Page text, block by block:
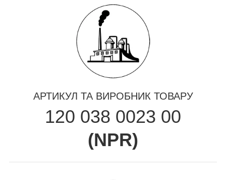
АРТИКУЛ ТА ВИРОБНИК ТОВАРУ
120 038 0023 00
(NPR)